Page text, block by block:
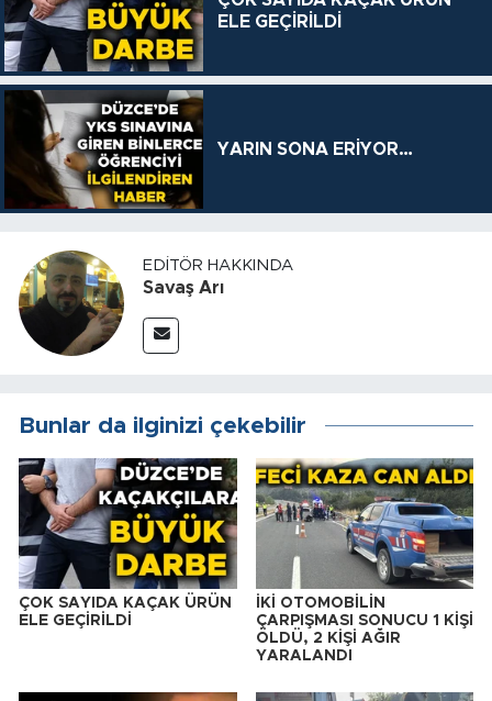
ELE GEÇİRİLDİ
YARIN SONA ERİYOR…
EDITÖR HAKKINDA
Savaş Arı
Bunlar da ilginizi çekebilir
ÇOK SAYIDA KAÇAK ÜRÜN
ELE GEÇİRİLDİ
İKİ OTOMOBİLİN
ÇARPIŞMASI SONUCU 1 KİŞİ
ÖLDÜ, 2 KİŞİ AĞIR
YARALANDI